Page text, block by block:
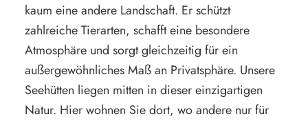
kaum eine andere Landschaft. Er schützt
zahlreiche Tierarten, schafft eine besondere
Atmosphäre und sorgt gleichzeitig für ein
außergewöhnliches Maß an Privatsphäre. Unsere
Seehütten liegen mitten in dieser einzigartigen
Natur. Hier wohnen Sie dort, wo andere nur für